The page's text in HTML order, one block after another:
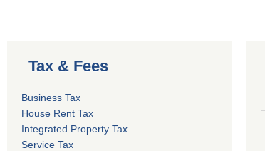
Tax & Fees
Business Tax
House Rent Tax
Integrated Property Tax
Service Tax